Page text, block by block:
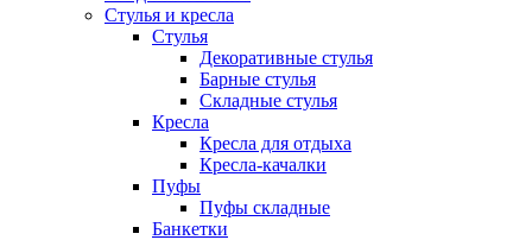
Стулья и кресла
Стулья
Декоративные стулья
Барные стулья
Складные стулья
Кресла
Кресла для отдыха
Кресла-качалки
Пуфы
Пуфы складные
Банкетки